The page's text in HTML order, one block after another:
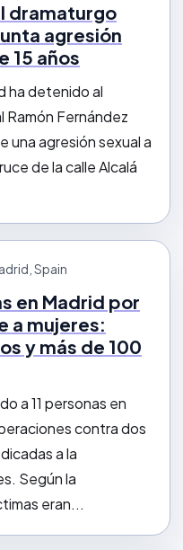
dramaturgo
agresión
15 años
ha detenido al
Fernández
una agresión sexual a
de la calle Alcalá
Spain
en Madrid por
a mujeres:
y más de 100
a 11 personas en
contra dos
a la
Según la
eran...